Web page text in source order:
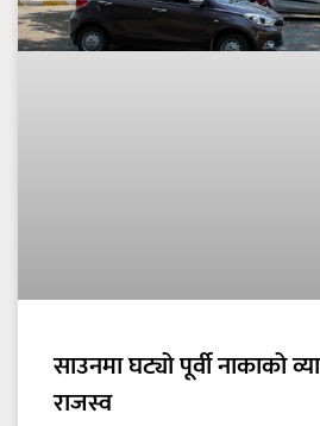
साउनमा घट्यो पूर्वी नाकाको
राजस्व